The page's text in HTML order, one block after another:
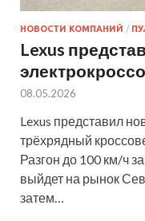
НОВОСТИ КОМПАНИЙ /
Lexus
08.05.2026
Lexus представил
трёхрядный
Разгон до 100 км/ч
выйдет на рынок
затем…